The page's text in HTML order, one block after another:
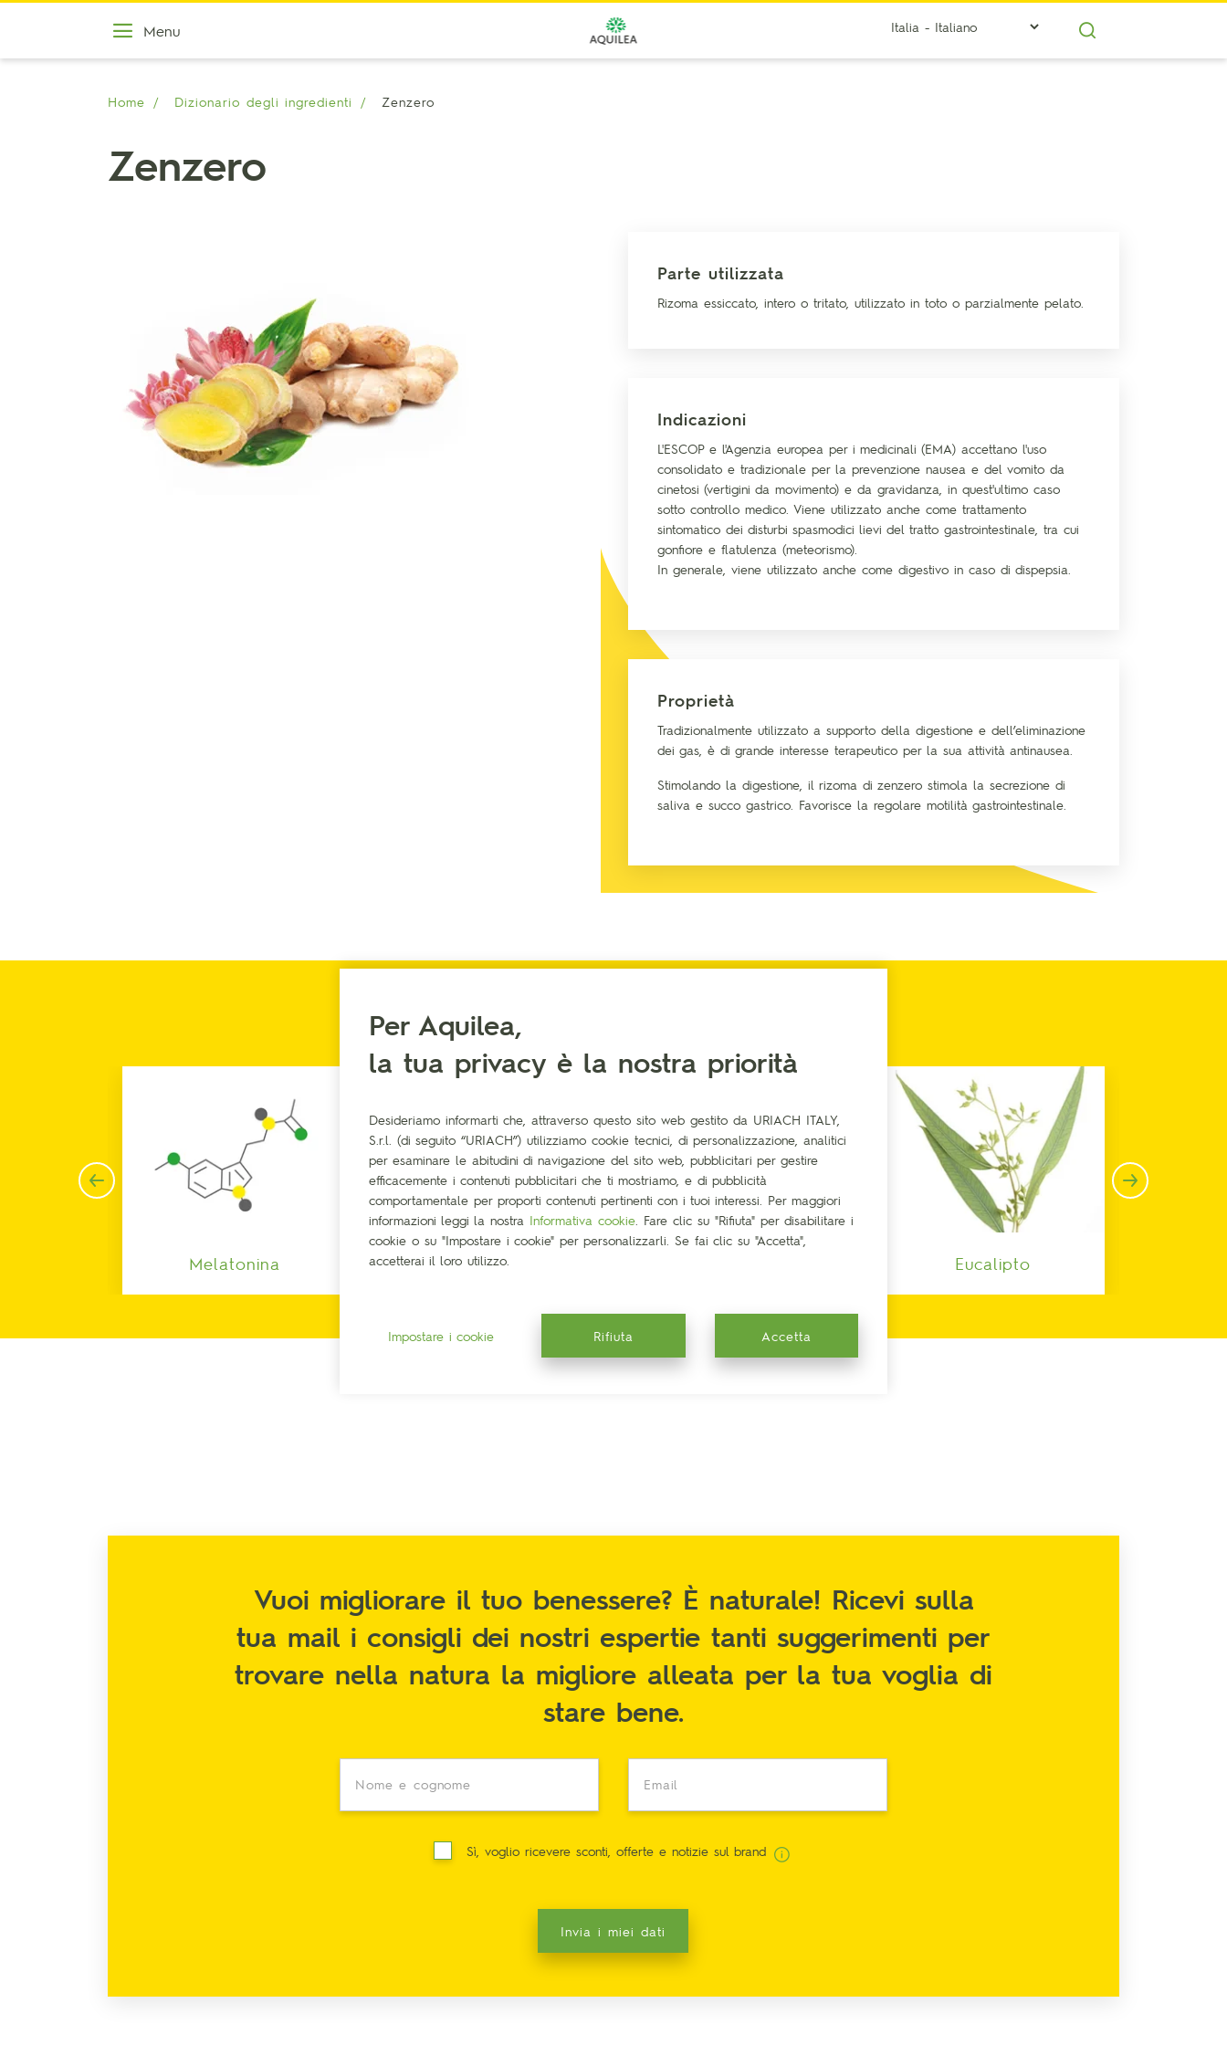
Menu
Home Dizionario degli ingredienti Zenzero
Zenzero
Parte utilizzata
Rizoma essiccato, intero o tritato, utilizzato in toto o parzialmente pelato.
Indicazioni
L'ESCOP e l'Agenzia europea per i medicinali (EMA) accettano l'uso
consolidato e tradizionale per la prevenzione nausea e del vomito da
cinetosi (vertigini da movimento) e da gravidanza, in quest'ultimo caso
sotto controllo medico. Viene utilizzato anche come trattamento
sintomatico dei disturbi spasmodici lievi del tratto gastrointestinale, tra cui
gonfiore e flatulenza (meteorismo).
In generale, viene utilizzato anche come digestivo in caso di dispepsia.
Proprietà
Tradizionalmente utilizzato a supporto della digestione e dell’eliminazione
dei gas, è di grande interesse terapeutico per la sua attività antinausea.
Stimolando la digestione, il rizoma di zenzero stimola la secrezione di
saliva e succo gastrico. Favorisce la regolare motilità gastrointestinale.
Melatonina Rusco Eucalipto
Vuoi migliorare il tuo benessere? È naturale! Ricevi sulla
tua mail i consigli dei nostri espertie tanti suggerimenti per
trovare nella natura la migliore alleata per la tua voglia di
stare bene.
Nome e cognome Email
Sì, voglio ricevere sconti, offerte e notizie sul brand
Invia i miei dati
Per Aquilea,
la tua privacy è la nostra priorità
Desideriamo informarti che, attraverso questo sito web gestito da URIACH ITALY,
S.r.l. (di seguito “URIACH”) utilizziamo cookie tecnici, di personalizzazione, analitici
per esaminare le abitudini di navigazione del sito web, pubblicitari per gestire
efficacemente i contenuti pubblicitari che ti mostriamo, e di pubblicità
comportamentale per proporti contenuti pertinenti con i tuoi interessi. Per maggiori
informazioni leggi la nostra Informativa cookie . Fare clic su "Rifiuta" per disabilitare i
cookie o su "Impostare i cookie" per personalizzarli. Se fai clic su "Accetta",
accetterai il loro utilizzo.
Impostare i cookie Rifiuta Accetta